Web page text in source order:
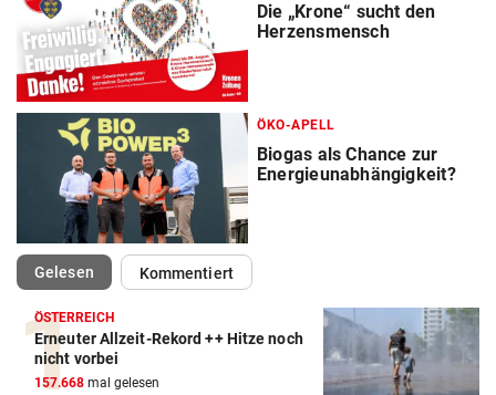
Die „Krone“ sucht den
Herzensmensch
ÖKO-APELL
Biogas als Chance zur
Energieunabhängigkeit?
Gelesen(ausgewählt)Kommentiert
ÖSTERREICH
Erneuter Allzeit-Rekord ++ Hitze noch
nicht vorbei
157.668 mal gelesen